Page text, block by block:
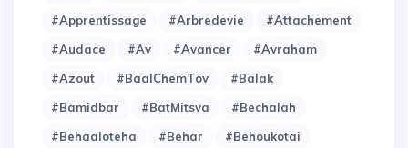
#Apprentissage
#Arbredevie
#Attachement
#Audace
#Av #Avancer
#Avraham
#Azout
#BaalChemTov
#Balak
#Bamidbar
#BatMitsva
#Bechalah
#Behaaloteha
#Behar
#Behoukotai